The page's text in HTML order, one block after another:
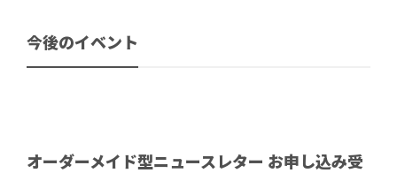
今後のイベント
オーダーメイド型ニュースレター お申し込み受